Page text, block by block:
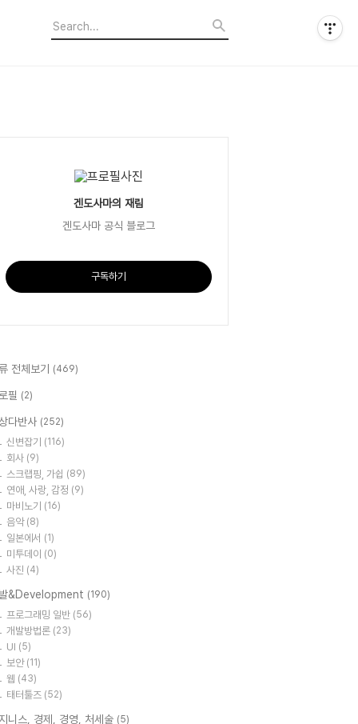
겐도사마의 재림
겐도사마 공식 블로그
구독하기
전체보기 (469)
필 (2)
다반사 (252)
신변잡기 (116)
회사 (9)
스크랩핑, 가쉽 (89)
연애, 사랑, 감정 (9)
마비노기 (16)
음악 (8)
일본에서 (1)
미투데이 (0)
사진 (4)
&Development (190)
프로그래밍 일반 (56)
개발방법론 (23)
UI (5)
보안 (11)
웹 (43)
태터툴즈 (52)
니스, 경제, 경영, 처세술 (5)